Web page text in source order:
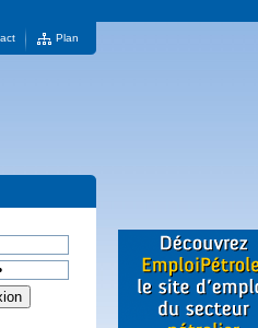
Plan